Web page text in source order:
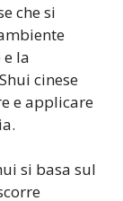
che si
la
cinese
e applicare
si basa sul